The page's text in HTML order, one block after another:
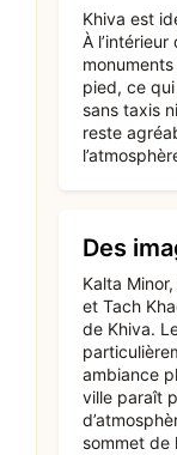
Khiva est
À
pied, ce
sans taxis
reste
Des
Kalta
et Tach
de Khiva.
ambiance
ville paraît
sommet de